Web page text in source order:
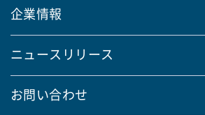
企業情報
ニュースリリース
お問い合わせ